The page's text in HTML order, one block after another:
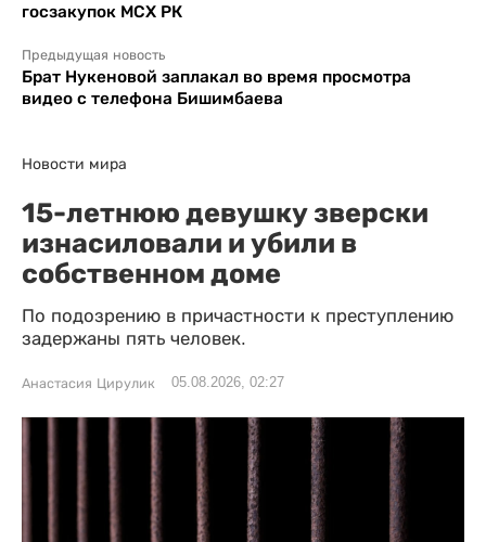
госзакупок МСХ РК
Предыдущая новость
Брат Нукеновой заплакал во время просмотра
видео с телефона Бишимбаева
Новости мира
15-летнюю девушку зверски
изнасиловали и убили в
собственном доме
По подозрению в причастности к преступлению
задержаны пять человек.
Анастасия Цирулик 05.08.2026, 02:27